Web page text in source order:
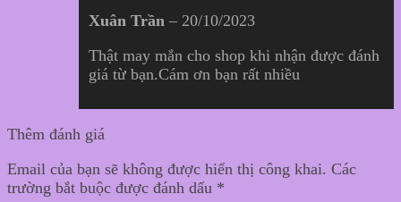
Xuân Trần – 20/10/2023
Thật may mắn cho shop khi nhận được đánh
giá từ bạn.Cám ơn bạn rất nhiều
Thêm đánh giá
Email của bạn sẽ không được hiển thị công khai. Các
trường bắt buộc được đánh dấu *